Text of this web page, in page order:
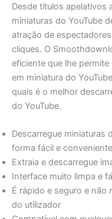
Desde títulos apelativos
miniaturas do YouTube
atração de
cliques. O
eficiente que lhe
em miniatura do
quais é o melhor
do YouTube.
Descarregue miniaturas
forma fácil e
Extraia e descarregue
Interface muito limpa e
É rápido e seguro e não
do utilizador